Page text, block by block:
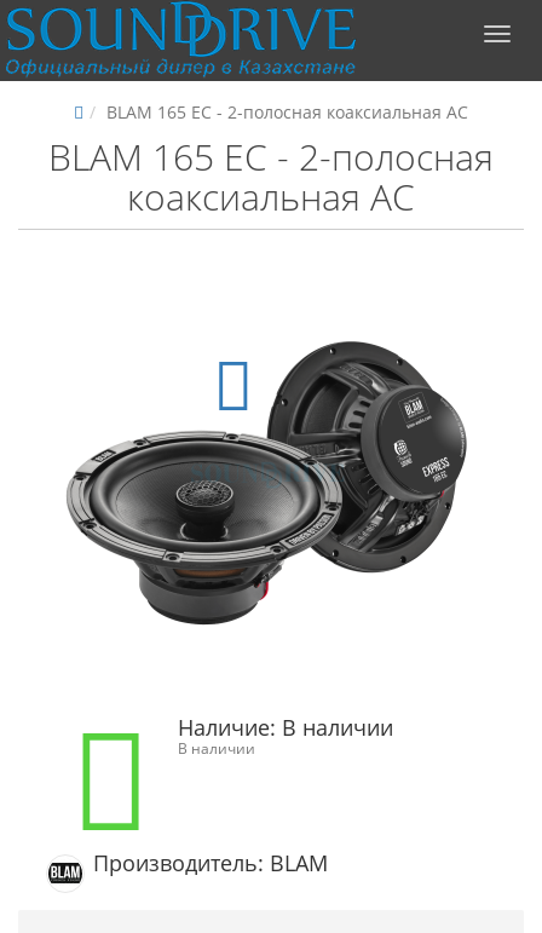
BLAM 165 EC - 2-полосная коаксиальная АС
BLAM 165 EC - 2-полосная
коаксиальная АС
Наличие: В наличии
В наличии
Производитель: BLAM